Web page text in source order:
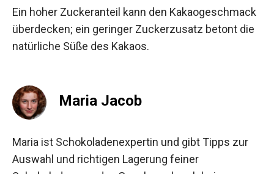
Ein hoher Zuckeranteil kann den Kakaogeschmack
überdecken; ein geringer Zuckerzusatz betont die
natürliche Süße des Kakaos.
Maria Jacob
Maria ist Schokoladenexpertin und gibt Tipps zur
Auswahl und richtigen Lagerung feiner